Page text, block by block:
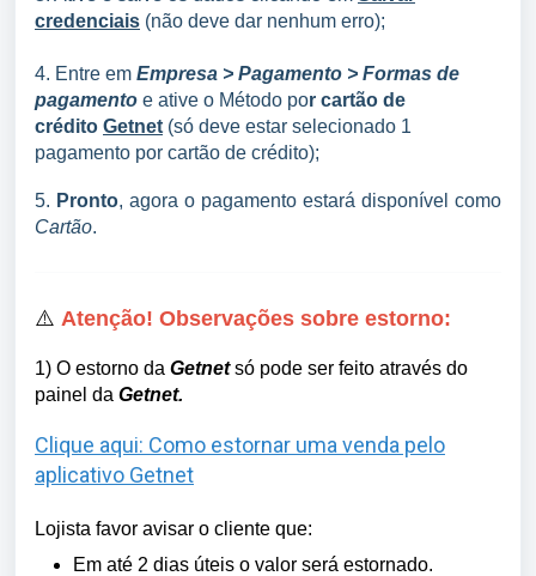
credenciais (não deve dar nenhum erro);
4. Entre em Empresa > Pagamento > Formas de
pagamento e ative o Método por cartão de
crédito Getnet (só deve estar selecionado 1
pagamento por cartão de crédito);
5. Pronto, agora o pagamento estará disponível como
Cartão.
⚠️ Atenção! Observações sobre estorno:
1) O estorno da Getnetsó pode ser feito através do
painel da Getnet.
Clique aqui: Como estornar uma venda pelo
aplicativo Getnet
Lojista favor avisar o cliente que:
Em até 2 dias úteis o valor será estornado.